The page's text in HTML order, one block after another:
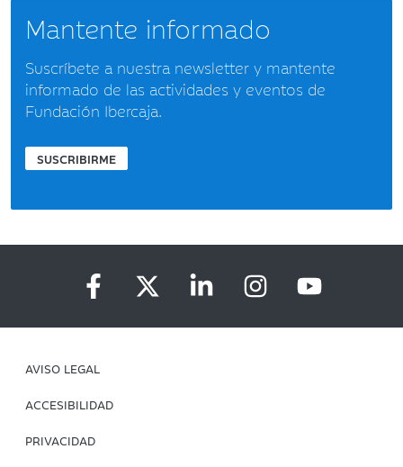
Mantente informado
Suscríbete a nuestra newsletter y mantente
informado de las actividades y eventos de
Fundación Ibercaja.
SUSCRIBIRME
AVISO LEGAL
ACCESIBILIDAD
PRIVACIDAD